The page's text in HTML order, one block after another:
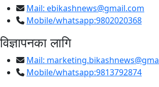
Mail: ebikashnews@gmail.com
Mobile/whatsapp:9802020368
विज्ञापनका लागि
Mail:
Mobile/whatsapp:9813792874